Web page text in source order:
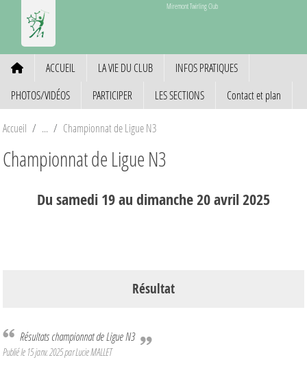
Miremont Twirling Club
ACCUEIL LA VIE DU CLUB
INFOS PRATIQUES
PHOTOS/VIDÉOS
PARTICIPER LES SECTIONS Contact et plan
Accueil Championnat de Ligue N3
Championnat de Ligue N3
Dusamedi19audimanche20avril2025
Résultat
Résultats championnat de Ligue N3
Publié le 15 janv. 2025par Lucie MALLET
Panneau de gestion des cookies